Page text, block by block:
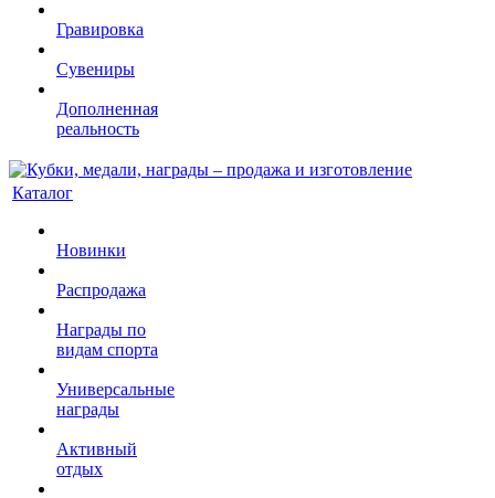
Гравировка
Сувениры
Дополненная
реальность
Каталог
Новинки
Распродажа
Награды по
видам спорта
Универсальные
награды
Активный
отдых